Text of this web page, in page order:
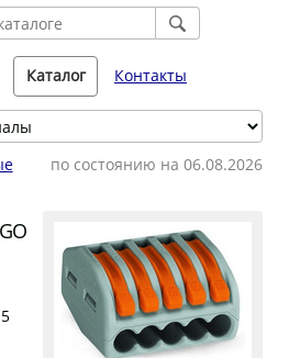
Каталог Контакты
по состоянию на 06.08.2026